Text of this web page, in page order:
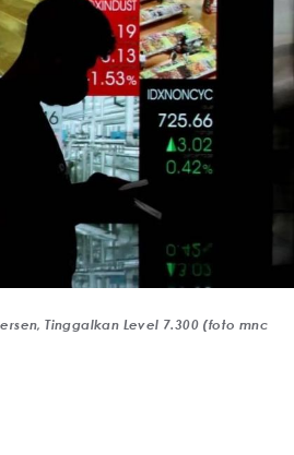
Tinggalkan Level 7.300 (foto mnc